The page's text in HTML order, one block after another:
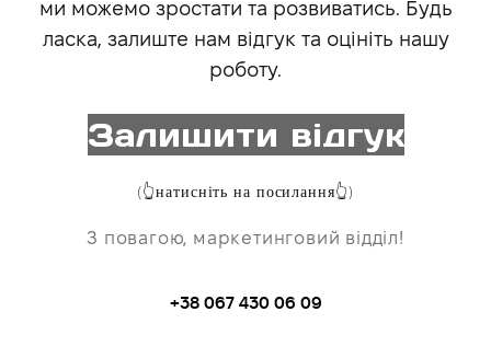
ми можемо зростати та розвиватись. Будь
ласка, залиште нам відгук та оцініть нашу
роботу.
Залишити відгук
(👆натисніть на посилання👆)
З повагою, маркетинговий відділ!
+38 067 430 06 09